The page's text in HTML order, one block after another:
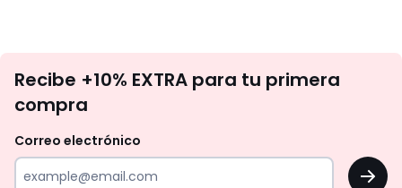
te
tu
Recibe +10% EXTRA para tu primera
compra
Correo electrónico
OK